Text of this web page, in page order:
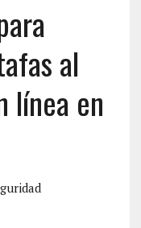
al
línea en